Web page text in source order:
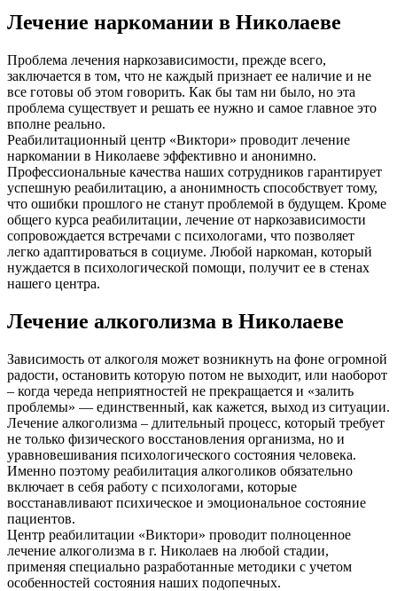
Лечение наркомании в Николаеве
Проблема лечения наркозависимости, прежде всего,
заключается в том, что не каждый признает ее наличие и не
все готовы об этом говорить. Как бы там ни было, но эта
проблема существует и решать ее нужно и самое главное это
вполне реально.
Реабилитационный центр «Виктори» проводит лечение
наркомании в Николаеве эффективно и анонимно.
Профессиональные качества наших сотрудников гарантирует
успешную реабилитацию, а анонимность способствует тому,
что ошибки прошлого не станут проблемой в будущем. Кроме
общего курса реабилитации, лечение от наркозависимости
сопровождается встречами с психологами, что позволяет
легко адаптироваться в социуме. Любой наркоман, который
нуждается в психологической помощи, получит ее в стенах
нашего центра.
Лечение алкоголизма в Николаеве
Зависимость от алкоголя может возникнуть на фоне огромной
радости, остановить которую потом не выходит, или наоборот
– когда череда неприятностей не прекращается и «залить
проблемы» — единственный, как кажется, выход из ситуации.
Лечение алкоголизма – длительный процесс, который требует
не только физического восстановления организма, но и
уравновешивания психологического состояния человека.
Именно поэтому реабилитация алкоголиков обязательно
включает в себя работу с психологами, которые
восстанавливают психическое и эмоциональное состояние
пациентов.
Центр реабилитации «Виктори» проводит полноценное
лечение алкоголизма в г. Николаев на любой стадии,
применяя специально разработанные методики с учетом
особенностей состояния наших подопечных.